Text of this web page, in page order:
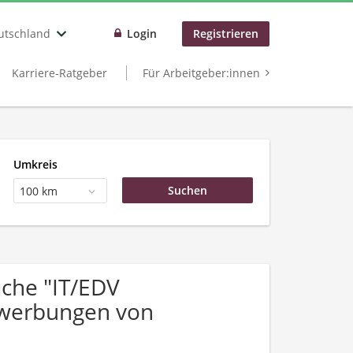
Login Registrieren
Karriere-Ratgeber Für Arbeitgeber:innen
Umkreis
100 km
"IT/EDV
von